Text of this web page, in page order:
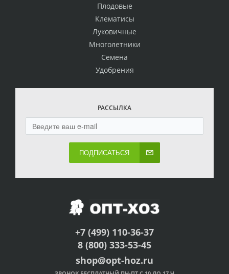
Плодовые
Клематисы
Луковичные
Многолетники
Семена
Удобрения
РАССЫЛКА
ПОДПИСАТЬСЯ
+7 (499) 110-36-37
8 (800) 333-53-45
shop@opt-hoz.ru